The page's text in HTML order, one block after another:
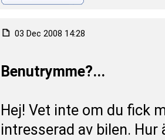
03 Dec 2008 14:28
Benutrymme?...
Hej! Vet inte om du fick
intresserad av bilen.